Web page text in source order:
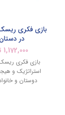
بازی فکری
در
1,172,000
بازی فکری
استراتژیک و
دوستان و